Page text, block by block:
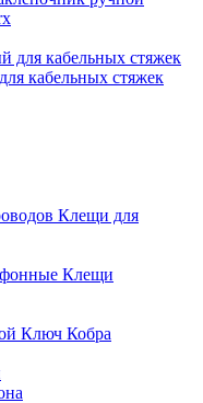
кабельных стяжек
Клещи для
Клещи
Ключ Кобра